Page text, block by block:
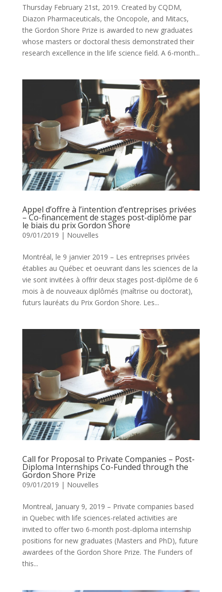
Thursday February 21st, 2019. Created by CQDM,
Diazon Pharmaceuticals, the Oncopole, and Mitacs,
the Gordon Shore Prize is awarded to new graduates
whose masters or doctoral thesis demonstrated their
research excellence in the life science field. A 6-month...
Appel d’offre à l’intention d’entreprises privées
– Co-financement de stages post-diplôme par
le biais du prix Gordon Shore
09/01/2019 | Nouvelles
Montréal, le 9 janvier 2019 – Les entreprises privées
établies au Québec et oeuvrant dans les sciences de la
vie sont invitées à offrir deux stages post-diplôme de 6
mois à de nouveaux diplômés (maîtrise ou doctorat),
futurs lauréats du Prix Gordon Shore. Les...
Call for Proposal to Private Companies – Post-
Diploma Internships Co-Funded through the
Gordon Shore Prize
09/01/2019 | Nouvelles
Montreal, January 9, 2019 – Private companies based
in Quebec with life sciences-related activities are
invited to offer two 6-month post-diploma internship
positions for new graduates (Masters and PhD), future
awardees of the Gordon Shore Prize. The Funders of
this...